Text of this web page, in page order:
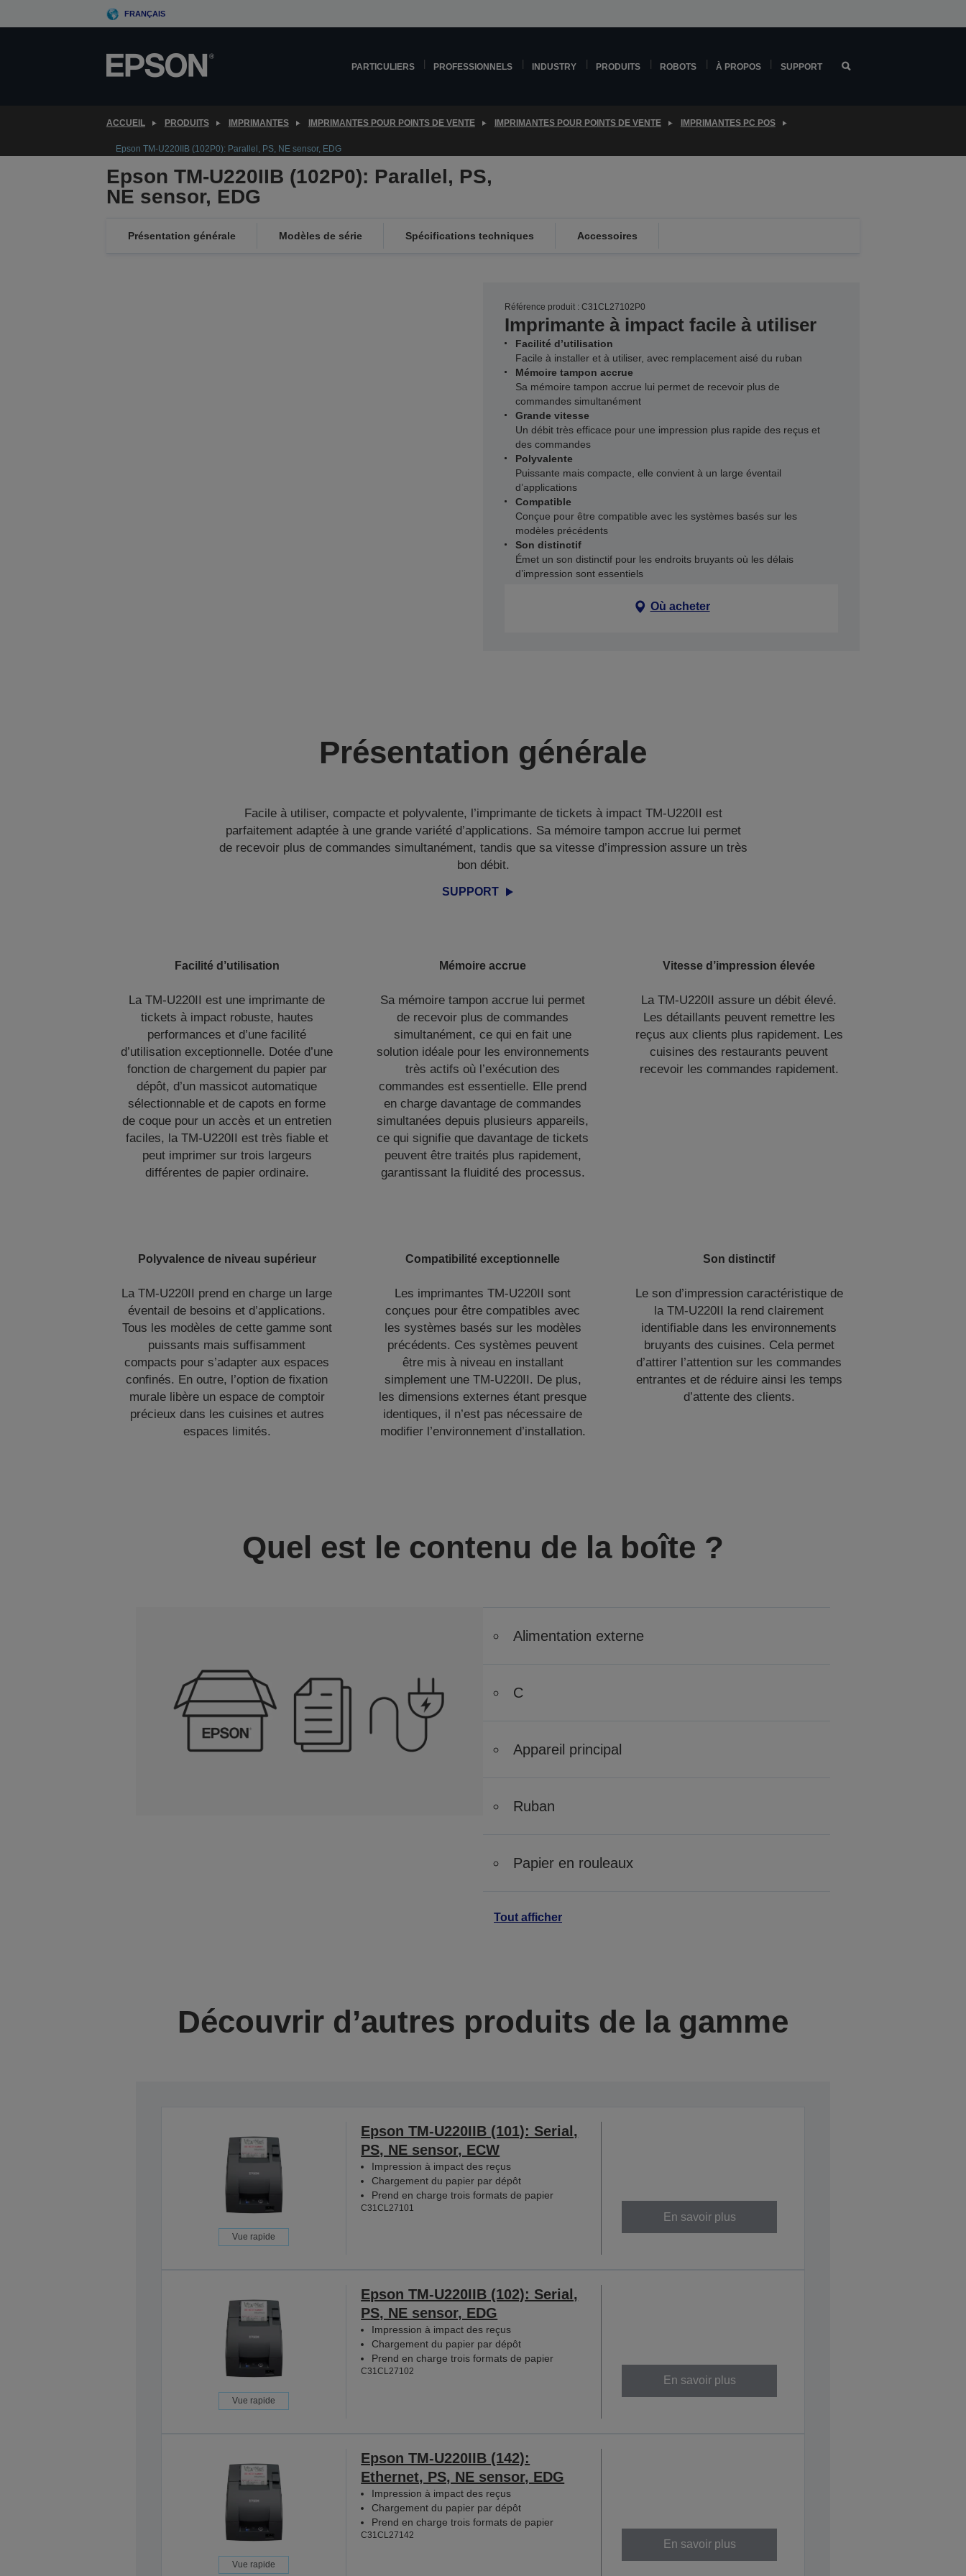
to
FRANÇAIS
PARTICULIERS PROFESSIONNELS INDUSTRY PRODUITS ROBOTS À PROPOS SUPPORT
ACCUEIL PRODUITS IMPRIMANTES IMPRIMANTES POUR POINTS DE VENTE IMPRIMANTES POUR POINTS DE VENTE IMPRIMANTES PC POS
Epson TM-U220IIB (102P0): Parallel, PS, NE sensor, EDG
Epson TM-U220IIB (102P0): Parallel, PS,
NE sensor, EDG
Présentation générale Modèles de série Spécifications techniques Accessoires
Référence produit : C31CL27102P0
Imprimante à impact facile à utiliser
Facilité d’utilisation
Facile à installer et à utiliser, avec remplacement aisé du ruban
Mémoire tampon accrue
Sa mémoire tampon accrue lui permet de recevoir plus de
commandes simultanément
Grande vitesse
Un débit très efficace pour une impression plus rapide des reçus et
des commandes
Polyvalente
Puissante mais compacte, elle convient à un large éventail
d’applications
Compatible
Conçue pour être compatible avec les systèmes basés sur les
modèles précédents
Son distinctif
Émet un son distinctif pour les endroits bruyants où les délais
d’impression sont essentiels
Où acheter
Présentation générale
Facile à utiliser, compacte et polyvalente, l’imprimante de tickets à impact TM-U220II est
parfaitement adaptée à une grande variété d’applications. Sa mémoire tampon accrue lui permet
de recevoir plus de commandes simultanément, tandis que sa vitesse d’impression assure un très
bon débit.
SUPPORT
Facilité d’utilisation
La TM-U220II est une imprimante de
tickets à impact robuste, hautes
performances et d’une facilité
d’utilisation exceptionnelle. Dotée d’une
fonction de chargement du papier par
dépôt, d’un massicot automatique
sélectionnable et de capots en forme
de coque pour un accès et un entretien
faciles, la TM-U220II est très fiable et
peut imprimer sur trois largeurs
différentes de papier ordinaire.
Mémoire accrue
Sa mémoire tampon accrue lui permet
de recevoir plus de commandes
simultanément, ce qui en fait une
solution idéale pour les environnements
très actifs où l’exécution des
commandes est essentielle. Elle prend
en charge davantage de commandes
simultanées depuis plusieurs appareils,
ce qui signifie que davantage de tickets
peuvent être traités plus rapidement,
garantissant la fluidité des processus.
Vitesse d’impression élevée
La TM-U220II assure un débit élevé.
Les détaillants peuvent remettre les
reçus aux clients plus rapidement. Les
cuisines des restaurants peuvent
recevoir les commandes rapidement.
Polyvalence de niveau supérieur
La TM-U220II prend en charge un large
éventail de besoins et d’applications.
Tous les modèles de cette gamme sont
puissants mais suffisamment
compacts pour s’adapter aux espaces
confinés. En outre, l’option de fixation
murale libère un espace de comptoir
précieux dans les cuisines et autres
espaces limités.
Compatibilité exceptionnelle
Les imprimantes TM-U220II sont
conçues pour être compatibles avec
les systèmes basés sur les modèles
précédents. Ces systèmes peuvent
être mis à niveau en installant
simplement une TM-U220II. De plus,
les dimensions externes étant presque
identiques, il n’est pas nécessaire de
modifier l’environnement d’installation.
Son distinctif
Le son d’impression caractéristique de
la TM-U220II la rend clairement
identifiable dans les environnements
bruyants des cuisines. Cela permet
d’attirer l’attention sur les commandes
entrantes et de réduire ainsi les temps
d’attente des clients.
Quel est le contenu de la boîte ?
Alimentation externe
C
Appareil principal
Ruban
Papier en rouleaux
Tout afficher
Découvrir d’autres produits de la gamme
Vue rapide
Epson TM-U220IIB (101): Serial,
PS, NE sensor, ECW
Impression à impact des reçus
Chargement du papier par dépôt
Prend en charge trois formats de papier
C31CL27101
En savoir plus
Vue rapide
Epson TM-U220IIB (102): Serial,
PS, NE sensor, EDG
Impression à impact des reçus
Chargement du papier par dépôt
Prend en charge trois formats de papier
C31CL27102
En savoir plus
Vue rapide
Epson TM-U220IIB (142):
Ethernet, PS, NE sensor, EDG
Impression à impact des reçus
Chargement du papier par dépôt
Prend en charge trois formats de papier
C31CL27142
En savoir plus